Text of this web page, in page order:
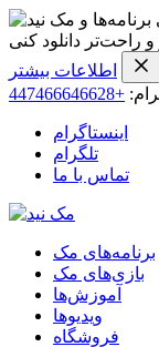
و
راحت‌تر دانلود کنی
اطلاعات بیشتر
+447466646628
اینستاگرام
تلگرام
تماس با ما
برنامه‌های مک
بازی‌های مک
آموزش‌ها
ویدیو‌ها
فروشگاه